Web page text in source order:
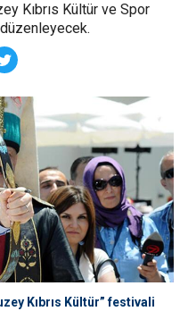
Kıbrıs Kültür ve Spor
Kıbrıs Kültür” festivali